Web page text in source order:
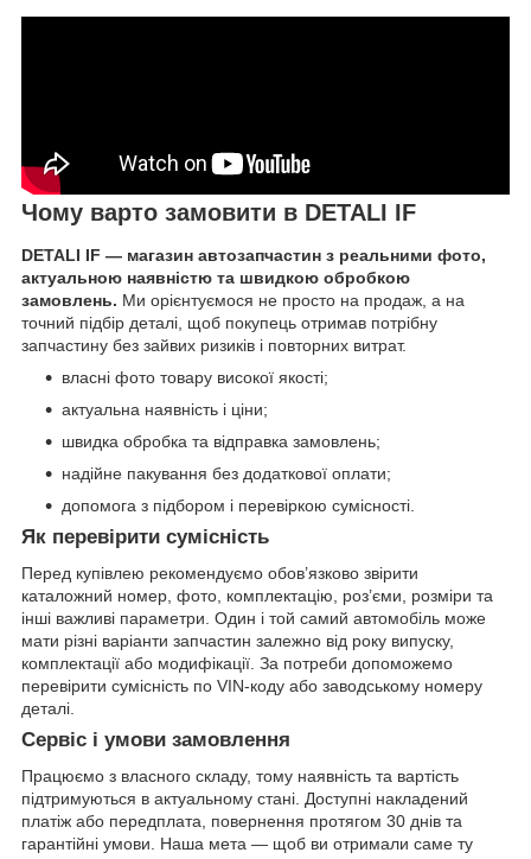
Чому варто замовити в DETALI IF
DETALI IF — магазин автозапчастин з реальними фото,
актуальною наявністю та швидкою обробкою
замовлень. Ми орієнтуємося не просто на продаж, а на
точний підбір деталі, щоб покупець отримав потрібну
запчастину без зайвих ризиків і повторних витрат.
власні фото товару високої якості;
актуальна наявність і ціни;
швидка обробка та відправка замовлень;
надійне пакування без додаткової оплати;
допомога з підбором і перевіркою сумісності.
Як перевірити сумісність
Перед купівлею рекомендуємо обов’язково звірити
каталожний номер, фото, комплектацію, роз’єми, розміри та
інші важливі параметри. Один і той самий автомобіль може
мати різні варіанти запчастин залежно від року випуску,
комплектації або модифікації. За потреби допоможемо
перевірити сумісність по VIN-коду або заводському номеру
деталі.
Сервіс і умови замовлення
Працюємо з власного складу, тому наявність та вартість
підтримуються в актуальному стані. Доступні накладений
платіж або передплата, повернення протягом 30 днів та
гарантійні умови. Наша мета — щоб ви отримали саме ту